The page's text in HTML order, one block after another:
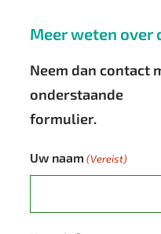
Meer weten over
Neem dan contact
onderstaande
formulier.
Uw naam (Vereist)